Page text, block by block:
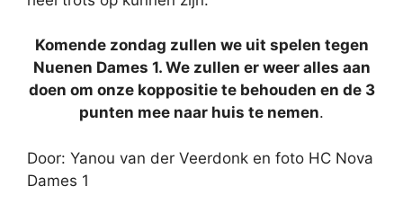
Komende zondag zullen we uit spelen tegen
Nuenen Dames 1. We zullen er weer alles aan
doen om onze koppositie te behouden en de 3
punten mee naar huis te nemen.
Door: Yanou van der Veerdonk en foto HC Nova
Dames 1